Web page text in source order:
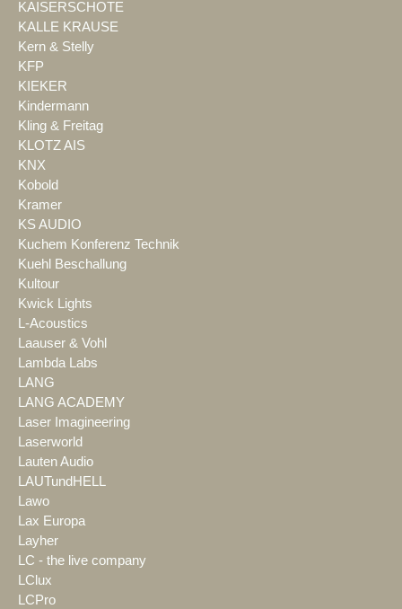
KAISERSCHOTE
KALLE KRAUSE
Kern & Stelly
KFP
KIEKER
Kindermann
Kling & Freitag
KLOTZ AIS
KNX
Kobold
Kramer
KS AUDIO
Kuchem Konferenz Technik
Kuehl Beschallung
Kultour
Kwick Lights
L-Acoustics
Laauser & Vohl
Lambda Labs
LANG
LANG ACADEMY
Laser Imagineering
Laserworld
Lauten Audio
LAUTundHELL
Lawo
Lax Europa
Layher
LC - the live company
LClux
LCPro